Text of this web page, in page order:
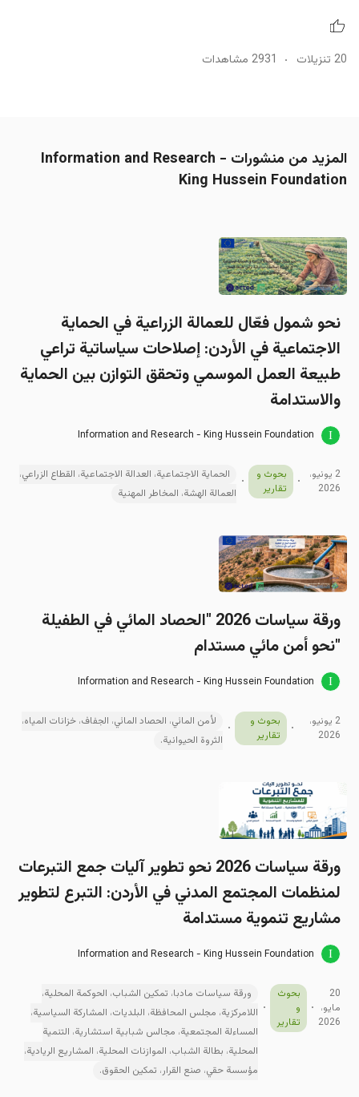
20 تنزيلات 2931 مشاهدات
المزيد من منشورات Information and Research -
King Hussein Foundation
نحو شمول فعّال للعمالة الزراعية في الحماية
الاجتماعية في الأردن: إصلاحات سياساتية تراعي
طبيعة العمل الموسمي وتحقق التوازن بين الحماية
والاستدامة
Information and Research - King Hussein Foundation
2 يونيو،
2026
بحوث و
تقارير
الحماية الاجتماعية، العدالة الاجتماعية، القطاع الزراعي،
العمالة الهشة، المخاطر المهنية
ورقة سياسات 2026 "الحصاد المائي في الطفيلة
"نحو أمن مائي مستدام
Information and Research - King Hussein Foundation
2 يونيو،
2026
بحوث و
تقارير
لأمن المائي، الحصاد المائي، الجفاف، خزانات المياه،
الثروة الحيوانية.
ورقة سیاسات 2026 نحو تطوير آليات جمع التبرعات
لمنظمات المجتمع المدني في الأردن: التبرع لتطوير
مشاريع تنموية مستدامة
Information and Research - King Hussein Foundation
20
مايو،
2026
بحوث
و
تقارير
ورقة سياسات مادبا، تمكين الشباب، الحوكمة المحلية،
اللامركزية، مجلس المحافظة، البلديات، المشاركة السياسية،
المساءلة المجتمعية، مجالس شبابية استشارية، التنمية
المحلية، بطالة الشباب، الموازنات المحلية، المشاريع الريادية،
مؤسسة حقي، صنع القرار، تمكين الحقوق.